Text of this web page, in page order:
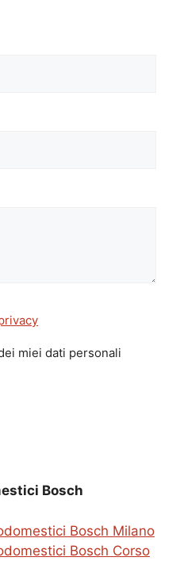
miei dati personali
Bosch
Bosch Milano
Bosch Corso